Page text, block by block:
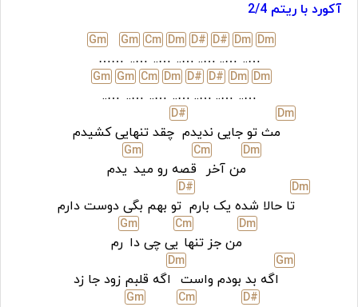
آکورد با ریتم 2/4
Dm
…..
Dm
…..
D#
…..
D#
…..
Dm
…..
Cm
…..
Gm
……
Gm
Dm
…..
Dm
…..
D#
…..
D#
…..
Dm
…..
Cm
…..
Gm
…..
Gm
Dm
مث تو جایی ندیدم
D#
چقد تنهایی کشیدم
Dm
من آخر
Cm
قصه رو مید
Gm
یدم
Dm
تا حالا شده یک بارم
D#
تو بهم بگی دوست دارم
Dm
من جز تنها
Cm
یی چی دا
Gm
رم
Gm
اگه بد بودم واست
Dm
اگه قلبم زود جا زد
D#
Cm
Gm